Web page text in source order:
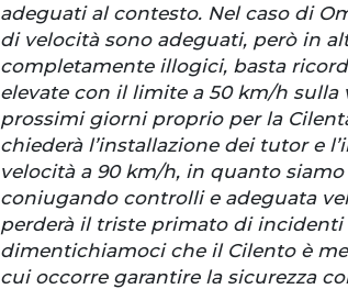
adeguati al contesto. Nel caso di
di velocità sono adeguati, però in
completamente illogici, basta
elevate con il limite a 50 km/h sulla
prossimi giorni proprio per la
chiederà l’installazione dei tutor e
velocità a 90 km/h, in quanto
coniugando controlli e adeguata
perderà il triste primato di
dimentichiamoci che il Cilento è
cui occorre garantire la sicurezza